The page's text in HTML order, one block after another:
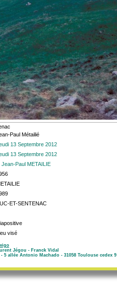
Paul Métailié
13 Septembre 2012
13 Septembre 2012
Jean-Paul METAILIE
ET-SENTENAC
visé
Jégou - Franck Vidal
5 allée Antonio Machado - 31058 Toulouse cedex 9